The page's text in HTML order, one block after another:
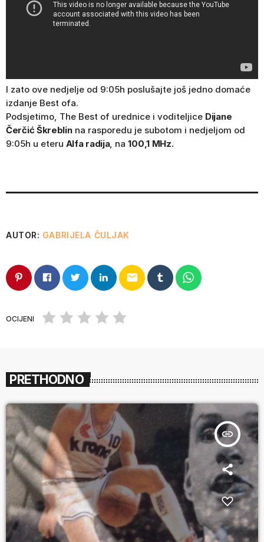
I zato ove nedjelje od 9:05h poslušajte još jedno domaće
izdanje Best ofa.
Podsjetimo, The Best of urednice i voditeljice Dijane
Čerčić Škreblinna rasporedu je subotom i nedjeljom od
9:05h u eteru Alfa radija, na100,1 MHz.
AUTOR: GABRIJELA ČULJAK
email
OCIJENI
PRETHODNO
insert_link